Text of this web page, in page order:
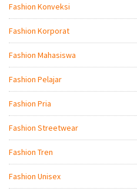
Fashion Konveksi
Fashion Korporat
Fashion Mahasiswa
Fashion Pelajar
Fashion Pria
Fashion Streetwear
Fashion Tren
Fashion Unisex